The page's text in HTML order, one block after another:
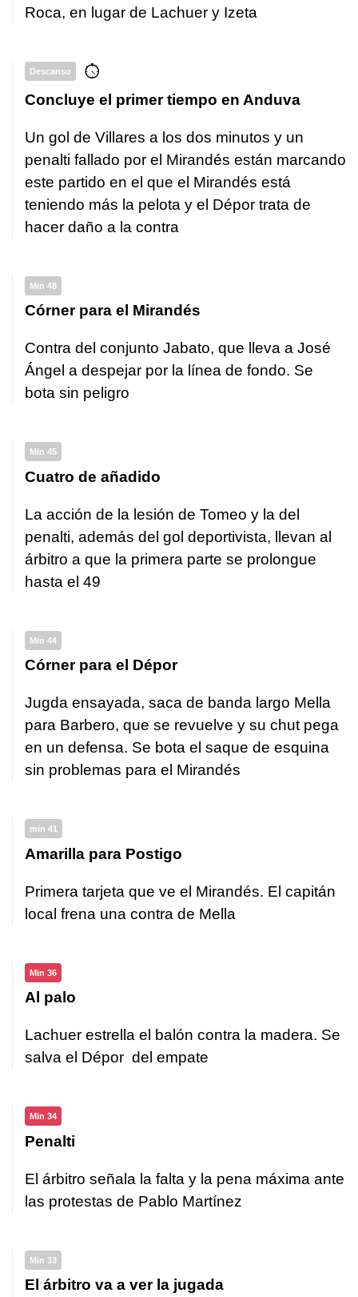
Roca, en lugar de Lachuer y Izeta
Descanso
Concluye el primer tiempo en Anduva
Un gol de Villares a los dos minutos y un
penalti fallado por el Mirandés están marcando
este partido en el que el Mirandés está
teniendo más la pelota y el Dépor trata de
hacer daño a la contra
Min 48
Córner para el Mirandés
Contra del conjunto Jabato, que lleva a José
Ángel a despejar por la línea de fondo. Se
bota sin peligro
Min 45
Cuatro de añadido
La acción de la lesión de Tomeo y la del
penalti, además del gol deportivista, llevan al
árbitro a que la primera parte se prolongue
hasta el 49
Min 44
Córner para el Dépor
Jugda ensayada, saca de banda largo Mella
para Barbero, que se revuelve y su chut pega
en un defensa. Se bota el saque de esquina
sin problemas para el Mirandés
min 41
Amarilla para Postigo
Primera tarjeta que ve el Mirandés. El capitán
local frena una contra de Mella
Min 36
Al palo
Lachuer estrella el balón contra la madera. Se
salva el Dépor del empate
Min 34
Penalti
El árbitro señala la falta y la pena máxima ante
las protestas de Pablo Martínez
Min 33
El árbitro va a ver la jugada